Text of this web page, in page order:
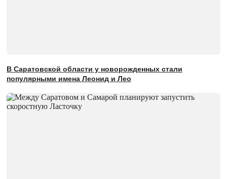
В Саратовской области у новорожденных стали
популярными имена Леонид и Лео